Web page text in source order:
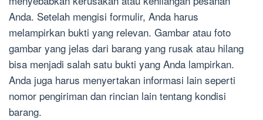
Anda. Setelah mengisi formulir, Anda harus
melampirkan bukti yang relevan. Gambar atau foto
gambar yang jelas dari barang yang rusak atau hilang
bisa menjadi salah satu bukti yang Anda lampirkan.
Anda juga harus menyertakan informasi lain seperti
nomor pengiriman dan rincian lain tentang kondisi
barang.